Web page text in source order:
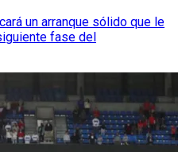
un arranque sólido que le
fase del